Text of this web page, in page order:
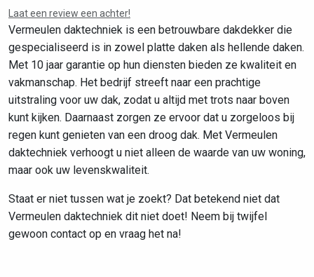
Leaflet|©OpenStreetMapcontributors
Laat een review een achter!
Vermeulen daktechniek is een betrouwbare dakdekker die
gespecialiseerd is in zowel platte daken als hellende daken.
Met 10 jaar garantie op hun diensten bieden ze kwaliteit en
vakmanschap. Het bedrijf streeft naar een prachtige
uitstraling voor uw dak, zodat u altijd met trots naar boven
kunt kijken. Daarnaast zorgen ze ervoor dat u zorgeloos bij
regen kunt genieten van een droog dak. Met Vermeulen
daktechniek verhoogt u niet alleen de waarde van uw woning,
maar ook uw levenskwaliteit.
Staat er niet tussen wat je zoekt? Dat betekend niet dat
Vermeulen daktechniek dit niet doet! Neem bij twijfel
gewoon contact op en vraag het na!